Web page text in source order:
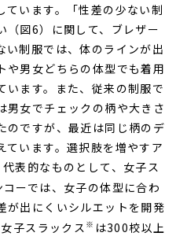
ています。「性差の少ない制
（図6）に関して、ブレザー
い制服では、体のラインが出
や男女どちらの体型でも着用
います。また、従来の制服で
男女でチェックの柄や大きさ
のですが、最近は同じ柄のデ
ています。選択肢を増やすア
表的なものとして、女子ス
ーでは、女子の体型に合わ
が出にくいシルエットを開発
子スラックス ※ は300校以上